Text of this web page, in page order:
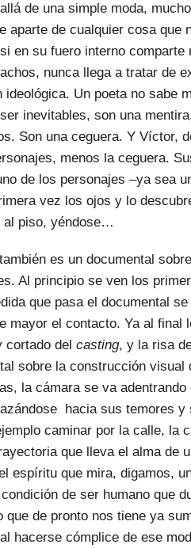
de una simple moda,
aparte de cualquier cosa que
en su fuero interno comparte
nunca llega a tratar de
Un poeta no sabe
inevitables, son una
Son una ceguera. Y Víctor,
menos la ceguera.
de los personajes –ya sea
vez los ojos y lo
al piso, yéndose…
es un documental
Al principio se ven los
que pasa el documental
mayor el contacto. Ya al final
cortado del casting, y la risa
sobre la construcción visual
la cámara se va
hacia sus temores y
caminar por la calle, la
que lleva el alma de
espíritu que mira, digamos,
de ser humano que
que de pronto nos tiene ya
hacerse cómplice de ese